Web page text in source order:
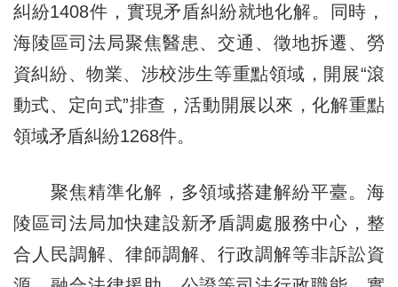
糾紛1408件，實現矛盾糾紛就地化解。同時，
海陵區司法局聚焦醫患、交通、徵地拆遷、勞
資糾紛、物業、涉校涉生等重點領域，開展“滾
動式、定向式”排查，活動開展以來，化解重點
領域矛盾糾紛1268件。
聚焦精準化解，多領域搭建解紛平臺。海
陵區司法局加快建設新矛盾調處服務中心，整
合人民調解、律師調解、行政調解等非訴訟資